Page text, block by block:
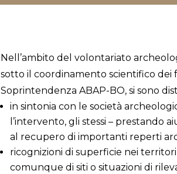
Nell’ambito del volontariato
sotto il coordinamento scientifico dei
Soprintendenza ABAP-BO, si sono
in sintonia con le società
l’intervento, gli stessi – prestando
al recupero di importanti reperti
ricognizioni di superficie nei
comunque di siti o situazioni di